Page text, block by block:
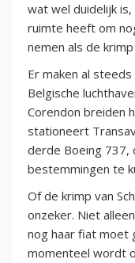
wat wel duidelijk
ruimte heeft om
nemen als de
Er maken al
Belgische
Corendon breiden
stationeert
derde Boeing 737,
bestemmingen te
Of de krimp van
onzeker. Niet
nog haar fiat moet
momenteel wordt